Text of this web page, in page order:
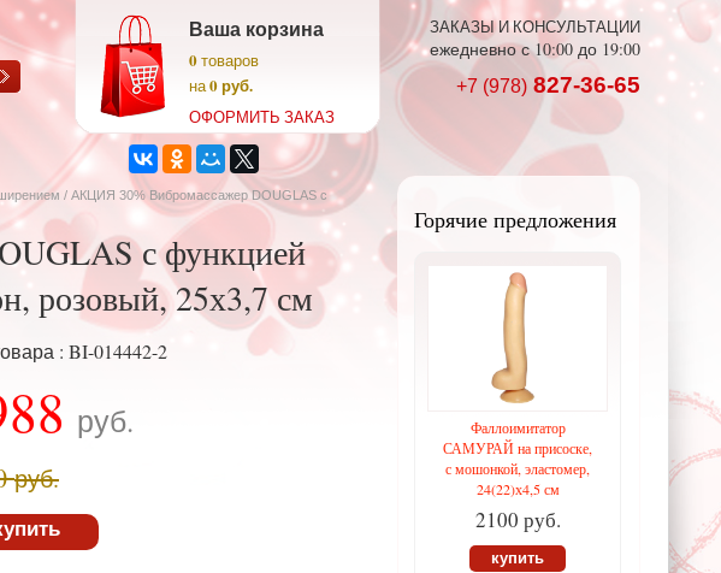
Ваша корзина
0товаров
на0 руб.
ОФОРМИТЬ ЗАКАЗ
ЗАКАЗЫ И КОНСУЛЬТАЦИИ
ежедневно с 10:00 до 19:00
+7 (978) 827-36-65
/ АКЦИЯ 30% Вибромассажер DOUGLAS с
с функцией
розовый, 25х3,7 см
: BI-014442-2
руб.
руб.
Горячие предложения
Фаллоимитатор
САМУРАЙ на присоске,
с мошонкой, эластомер,
24(22)х4,5 см
2100 руб.
купить